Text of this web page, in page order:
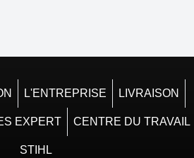
L'ENTREPRISE LIVRAISON
EXPERT CENTRE DU TRAVAIL
STIHL